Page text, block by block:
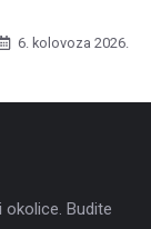
6. kolovoza 2026.
Budite